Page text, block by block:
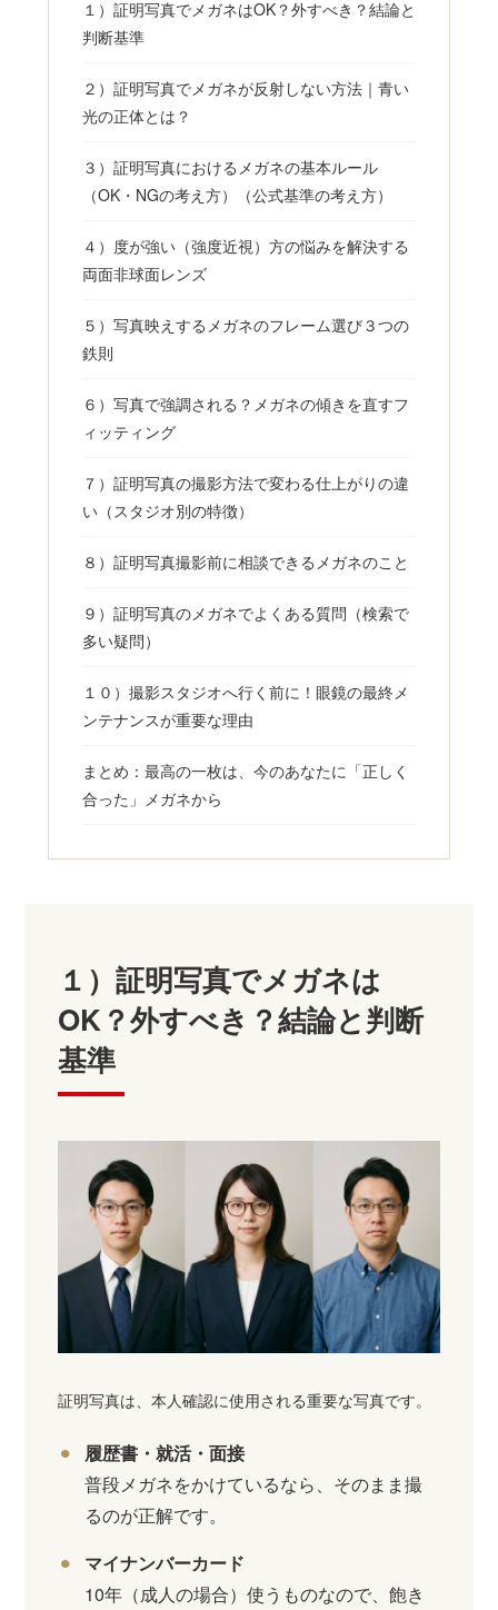
１）証明写真でメガネはOK？外すべき？結論と
判断基準
２）証明写真でメガネが反射しない方法｜青い
光の正体とは？
３）証明写真におけるメガネの基本ルール
（OK・NGの考え方）（公式基準の考え方）
４）度が強い（強度近視）方の悩みを解決する
両面非球面レンズ
５）写真映えするメガネのフレーム選び３つの
鉄則
６）写真で強調される？メガネの傾きを直すフ
ィッティング
７）証明写真の撮影方法で変わる仕上がりの違
い（スタジオ別の特徴）
８）証明写真撮影前に相談できるメガネのこと
９）証明写真のメガネでよくある質問（検索で
多い疑問）
１０）撮影スタジオへ行く前に！眼鏡の最終メ
ンテナンスが重要な理由
まとめ：最高の一枚は、今のあなたに「正しく
合った」メガネから
１）証明写真でメガネは
OK？外すべき？結論と判断
基準
証明写真は、本人確認に使用される重要な写真です。
履歴書・就活・面接
普段メガネをかけているなら、そのまま撮
るのが正解です。
マイナンバーカード
10年（成人の場合）使うものなので、飽き